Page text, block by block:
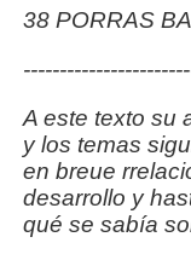
38 PORRAS
A este texto su
y los temas
en breue
desarrollo y
qué se sabía